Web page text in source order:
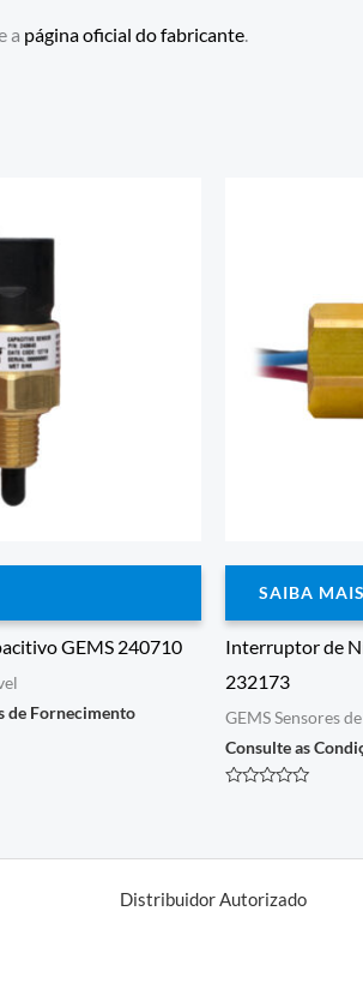
a página oficial do fabricante.
GEMS 240710
de Fornecimento
SAIBA MAIS
Interruptor de
232173
GEMS Sensores
Consulte as
Distribuidor Autorizado